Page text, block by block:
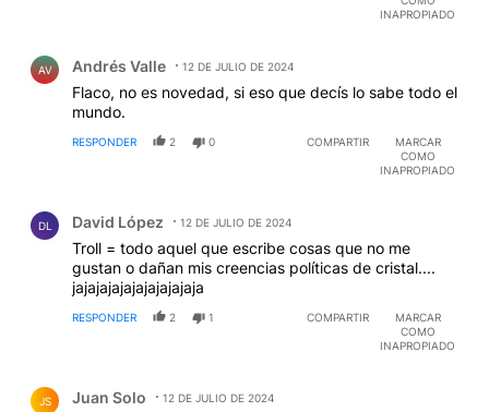
INAPROPIADO
AV Andrés Valle 12 DE JULIO DE 2024
Flaco, no es novedad, si eso que decís lo sabe todo el
mundo.
RESPONDER 2 0 COMPARTIR
MARCAR
COMO
INAPROPIADO
DL David López 12 DE JULIO DE 2024
Troll = todo aquel que escribe cosas que no me
gustan o dañan mis creencias políticas de cristal....
jajajajajajajajajajaja
RESPONDER 2 1 COMPARTIR
MARCAR
COMO
INAPROPIADO
JS Juan Solo 12 DE JULIO DE 2024